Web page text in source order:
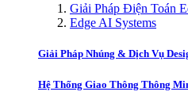
Giải Pháp Điện Toán
Edge AI Systems
Giải Pháp Nhúng & Dịch Vụ
Hệ Thống Giao Thông Thông